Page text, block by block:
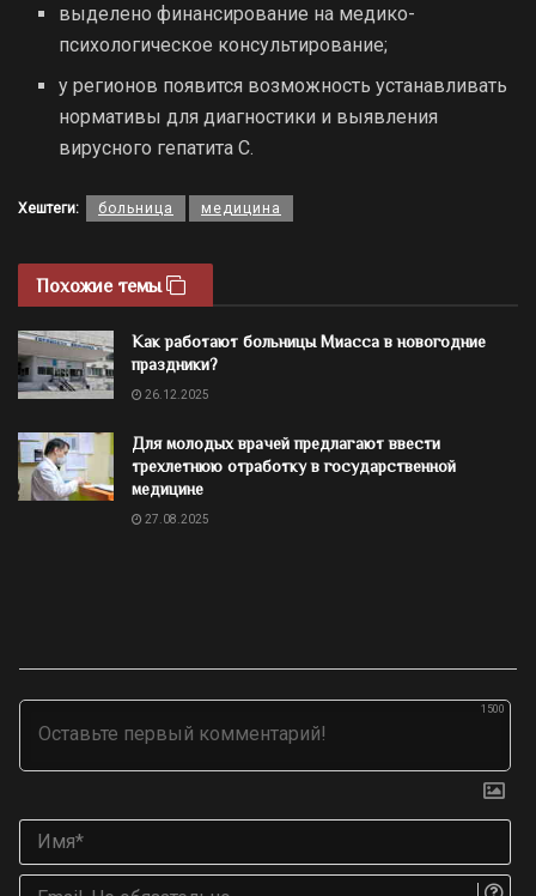
выделено финансирование на медико-
психологическое консультирование;
у регионов появится возможность устанавливать
нормативы для диагностики и выявления
вирусного гепатита С.
Хештеги: больница медицина
Похожие темы
Как работают больницы Миасса в новогодние
праздники?
26.12.2025
Для молодых врачей предлагают ввести
трехлетнюю отработку в государственной
медицине
27.08.2025
1500